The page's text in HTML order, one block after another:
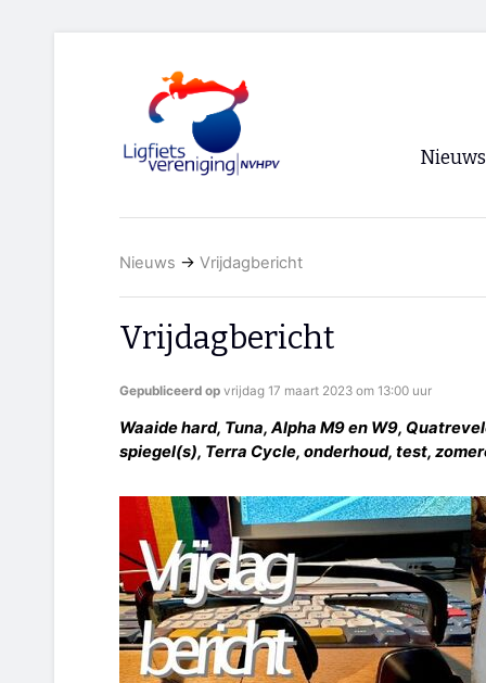
Nieuws
Nieuws → Vrijdagbericht
Vrijdagbericht
Gepubliceerd op vrijdag 17 maart 2023 om 13:00 uur
Waaide hard, Tuna, Alpha M9 en W9,
spiegel(s), Terra Cycle, onderhoud, test,